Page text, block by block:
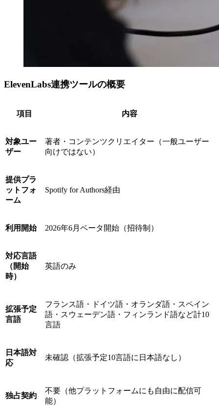
ElevenLabs連携ツールの概要
項目 内容
対象ユー
ザー
著者・コンテンツクリエイター（一般ユーザー
向けではない）
提供プラ
ットフォ
ーム
Spotify for Authors経由
利用開始 2026年6月ベータ開始（招待制）
対応言語
（開始
時）
英語のみ
拡張予定
言語
フランス語・ドイツ語・オランダ語・スペイン
語・スウェーデン語・フィンランド語など計10
言語
日本語対
応
未確認（拡張予定10言語に日本語なし）
独占契約
不要（他プラットフォームにも自由に配信可
能）